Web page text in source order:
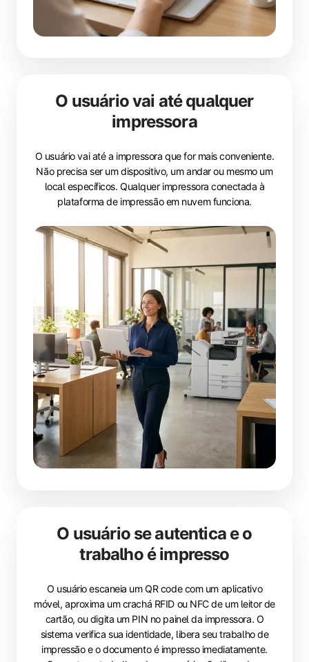
O usuário vai até qualquer
impressora
O usuário vai até a impressora que for mais conveniente.
Não precisa ser um dispositivo, um andar ou mesmo um
local específicos. Qualquer impressora conectada à
plataforma de impressão em nuvem funciona.
O usuário se autentica e o
trabalho é impresso
O usuário escaneia um QR code com um aplicativo
móvel, aproxima um crachá RFID ou NFC de um leitor de
cartão, ou digita um PIN no painel da impressora. O
sistema verifica sua identidade, libera seu trabalho de
impressão e o documento é impresso imediatamente.